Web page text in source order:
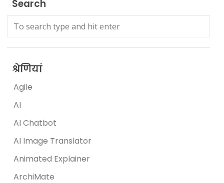
Search
श्रेणियां
Agile
AI
AI Chatbot
AI Image Translator
Animated Explainer
ArchiMate